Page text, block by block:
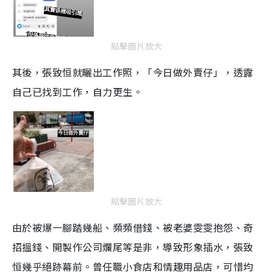
點擊圖片放大
其後，張致恒就曬出工作照，「今日做外賣仔」，透露
自己已找到工作，自力更生。
點擊圖片放大
由於被爆一腳踏幾船、頻頻借錢、被老婆雯雯抱怨、奇
招搵錢、開製作公司爛尾等是非，導致形象插水，張致
恒幾乎絕跡幕前。曾任職小食店和情趣用品店，可惜均